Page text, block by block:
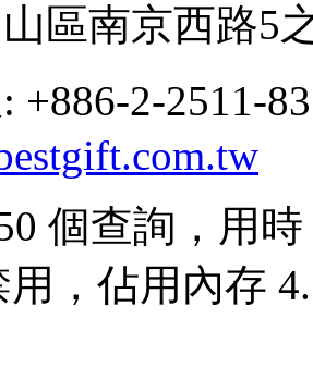
區南京西路5
: +886-2-
個查詢，用
用，佔用內存